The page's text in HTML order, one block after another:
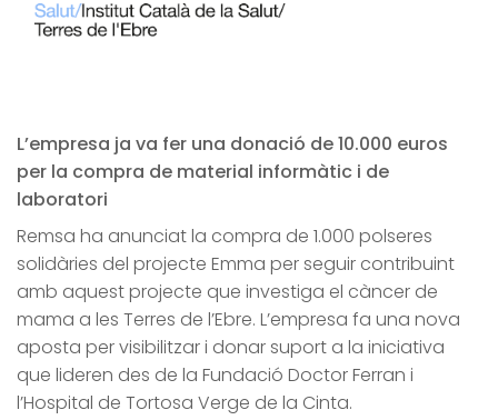
L’empresa ja va fer una donació de 10.000 euros
per la compra de material informàtic i de
laboratori
Remsa ha anunciat la compra de 1.000 polseres
solidàries del projecte Emma per seguir contribuint
amb aquest projecte que investiga el càncer de
mama a les Terres de l’Ebre. L’empresa fa una nova
aposta per visibilitzar i donar suport a la iniciativa
que lideren des de la Fundació Doctor Ferran i
l’Hospital de Tortosa Verge de la Cinta.